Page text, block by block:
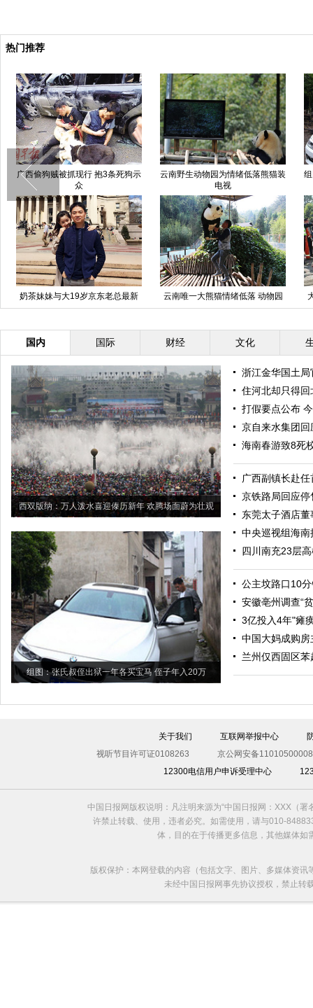
热门推荐
广西偷狗贼被抓现行 抱3条死狗示
众
云南野生动物园为情绪低落熊猫装
电视
奶茶妹妹与大19岁京东老总最新
恩爱照
云南唯一大熊猫情绪低落 动物园
想尽办法为其找乐
国内 国际 财经 文化
西双版纳：万人泼水喜迎傣历新年 欢腾场面蔚为壮观
组图：张氏叔侄出狱一年各买宝马 侄子年入20万
浙江金华国土
住河北却只得
打假要点公布
京自来水集团
海南春游致8死
广西副镇长赴
京铁路局回应
东莞太子酒店
中央巡视组海
四川南充23层
公主坟路口10
安徽亳州调查“
3亿投入4年"瘫
中国大妈成购
兰州仅西固区
关于我们 互联网举报中心
视听节目许可证0108263
京公网安备
12300电信用户申诉受理中心
中国日报网版权说明：凡注明来源为“中国日报网：XXX（
许禁止转载、使用，违者必究。如需使用，请与010-
体，目的在于传播更多信息，其他媒体
版权保护：本网登载的内容（包括文字、图片、多媒体资
未经中国日报网事先协议授权，禁止转